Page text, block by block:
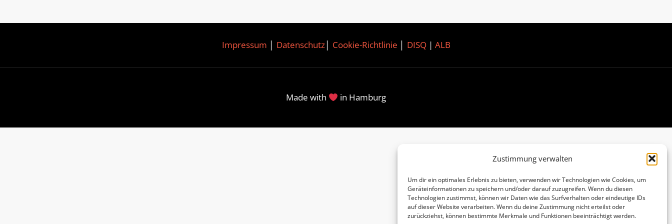
Zustimmung verwalten
Um dir ein optimales Erlebnis zu bieten, verwenden wir Technologien wie Cookies, um
Geräteinformationen zu speichern und/oder darauf zuzugreifen. Wenn du diesen
Technologien zustimmst, können wir Daten wie das Surfverhalten oder eindeutige IDs
auf dieser Website verarbeiten. Wenn du deine Zustimmung nicht erteilst oder
zurückziehst, können bestimmte Merkmale und Funktionen beeinträchtigt werden.
Impressum Datenschutz│ Cookie-Richtlinie DISQ| ALB
Made with in Hamburg